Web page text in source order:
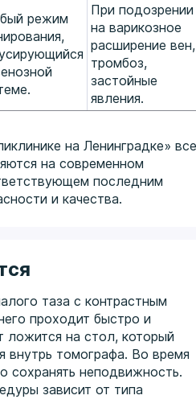
режим
При подозрении
на варикозное
расширение вен,
тромбоз,
застойные
явления.
на Ленинградке» все
на современном
последним
и качества.
таза с контрастным
проходит быстро и
ложится на стол, который
внутрь томографа. Во время
сохранять неподвижность.
зависит от типа